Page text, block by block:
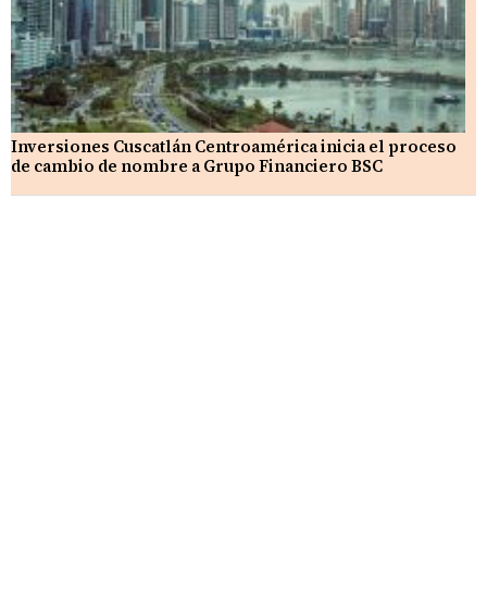
Inversiones Cuscatlán Centroamérica inicia el proceso
de cambio de nombre a Grupo Financiero BSC